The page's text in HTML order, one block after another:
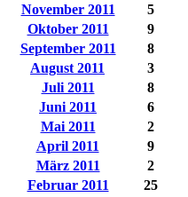
November 2011
5
Oktober 2011
9
September 2011
8
August 2011
3
Juli 2011
8
Juni 2011
6
Mai 2011
2
April 2011
9
März 2011
2
Februar 2011
25